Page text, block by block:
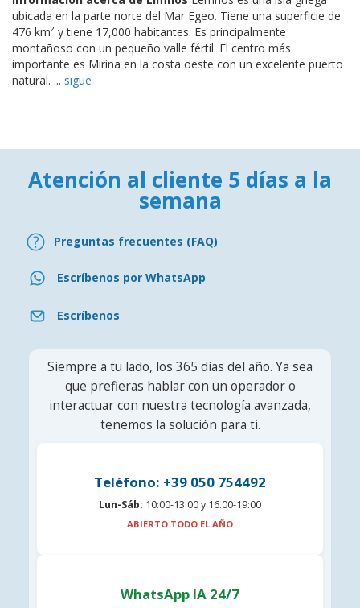
ubicada en la parte norte del Mar Egeo. Tiene una superficie de
476 km² y tiene 17,000 habitantes. Es principalmente
montañoso con un pequeño valle fértil. El centro más
importante es Mirina en la costa oeste con un excelente puerto
natural. ... sigue
Atención al cliente 5 días a la
semana
Preguntas frecuentes (FAQ)
Escríbenos por WhatsApp
Escríbenos
Siempre a tu lado, los 365 días del año. Ya sea
que prefieras hablar con un operador o
interactuar con nuestra tecnología avanzada,
tenemos la solución para ti.
Teléfono: +39 050 754492
Lun-Sáb: 10:00-13:00 y 16.00-19:00
ABIERTO TODO EL AÑO
WhatsApp IA 24/7